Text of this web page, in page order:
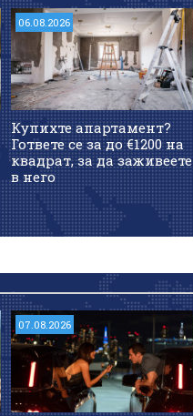
06.08.2026
Купихте апартамент?
Гответе се за до €1200 на
квадрат, за да заживеете
в него
07.08.2026